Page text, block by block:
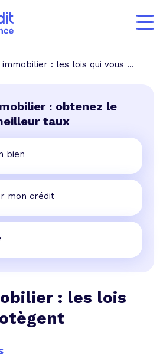
: les lois qui vous protègent
: obtenez le
taux
bien
mon crédit
: les lois